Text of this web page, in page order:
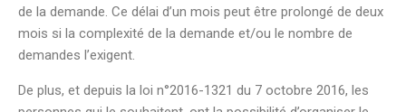
de la demande. Ce délai d’un mois peut être prolongé de deux
mois si la complexité de la demande et/ou le nombre de
demandes l’exigent.
De plus, et depuis la loi n°2016-1321 du 7 octobre 2016, les